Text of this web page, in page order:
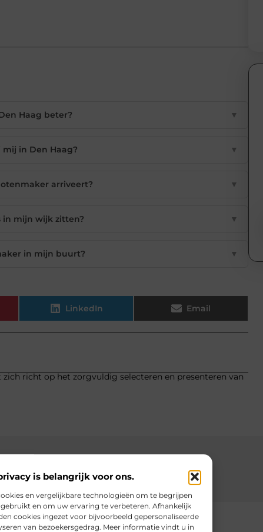
is belangrijk voor ons.
en vergelijkbare technologieën om te begrijpen
en om uw ervaring te verbeteren. Afhankelijk
cookies ingezet voor bijvoorbeeld gepersonaliseerde
van bezoekersgedrag. Meer informatie vindt u in
Haag beter? ▼
in Den Haag? ▼
arriveert? ▼
in mijn wijk zitten? ▼
in mijn buurt? ▼
LinkedIn Email
richt op het zorgvuldig selecteren en presenteren van